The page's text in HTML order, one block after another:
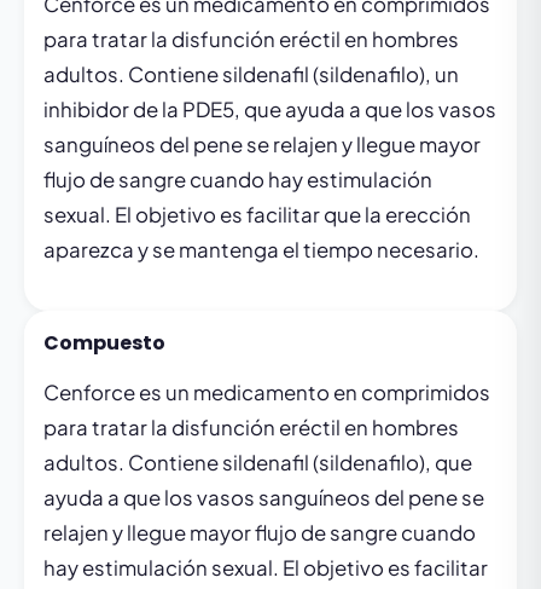
para tratar la disfunción eréctil en hombres
adultos. Contiene sildenafil (sildenafilo), un
inhibidor de la PDE5, que ayuda a que los vasos
sanguíneos del pene se relajen y llegue mayor
flujo de sangre cuando hay estimulación
sexual. El objetivo es facilitar que la erección
aparezca y se mantenga el tiempo necesario.
Compuesto
Cenforce es un medicamento en comprimidos
para tratar la disfunción eréctil en hombres
adultos. Contiene sildenafil (sildenafilo), que
ayuda a que los vasos sanguíneos del pene se
relajen y llegue mayor flujo de sangre cuando
hay estimulación sexual. El objetivo es facilitar